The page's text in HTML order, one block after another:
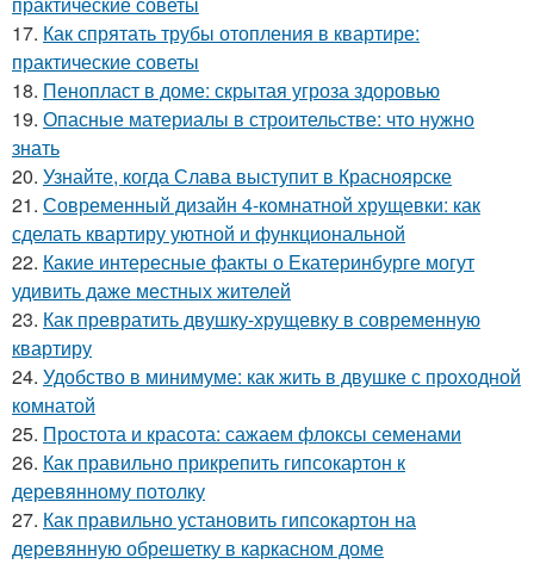
17. Как спрятать трубы отопления в квартире:
практические советы
18. Пенопласт в доме: скрытая угроза здоровью
19. Опасные материалы в строительстве: что нужно
знать
20. Узнайте, когда Слава выступит в Красноярске
21. Современный дизайн 4-комнатной хрущевки: как
сделать квартиру уютной и функциональной
22. Какие интересные факты о Екатеринбурге могут
удивить даже местных жителей
23. Как превратить двушку-хрущевку в современную
квартиру
24. Удобство в минимуме: как жить в двушке с проходной
комнатой
25. Простота и красота: сажаем флоксы семенами
26. Как правильно прикрепить гипсокартон к
деревянному потолку
27. Как правильно установить гипсокартон на
деревянную обрешетку в каркасном доме